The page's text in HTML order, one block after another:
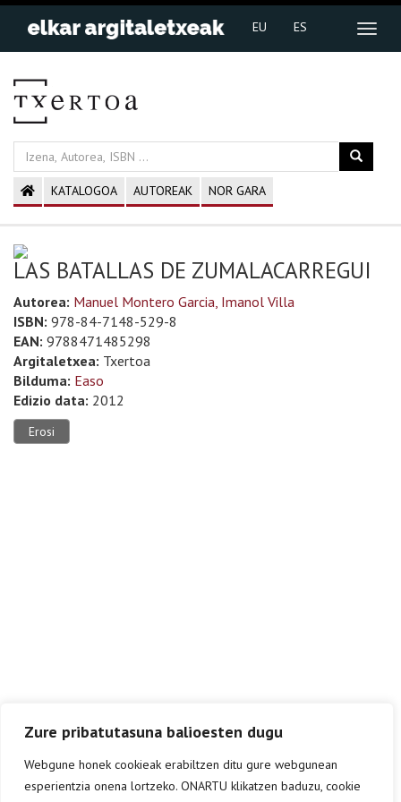
Zure pribatutasuna balioesten dugu
Webgune honek cookieak erabiltzen ditu gure webgunean
esperientzia onena lortzeko. ONARTU klikatzen baduzu, cookie
EU ES
KATALOGOA AUTOREAK NOR GARA
LAS BATALLAS DE ZUMALACARREGUI
Autorea: Manuel Montero Garcia, Imanol Villa
ISBN: 978-84-7148-529-8
EAN: 9788471485298
Argitaletxea: Txertoa
Bilduma: Easo
Edizio data: 2012
Erosi